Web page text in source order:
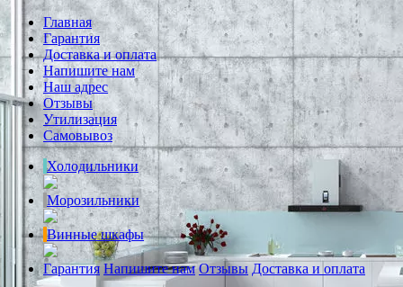
Главная
Гарантия
Доставка и оплата
Напишите нам
Наш адрес
Отзывы
Утилизация
Самовывоз
Холодильники
Морозильники
Винные шкафы
Гарантия Напишите нам Отзывы Доставка и оплата